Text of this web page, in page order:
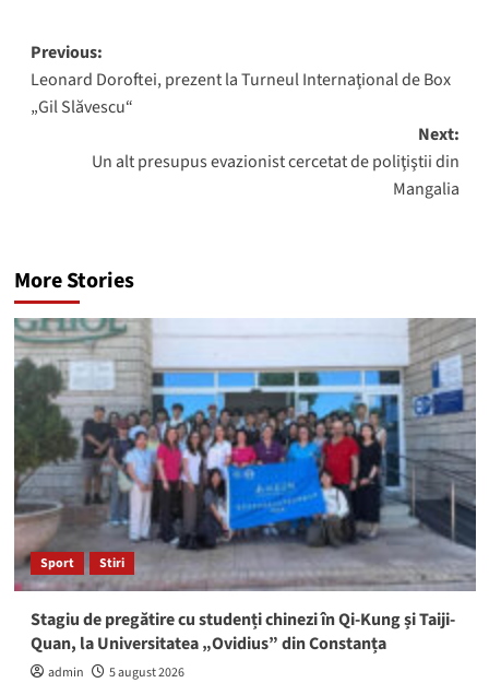
Post
navigation
Previous:
Leonard Doroftei, prezent la Turneul Internaţional de Box
„Gil Slăvescu“
Next:
Un alt presupus evazionist cercetat de poliţiştii din
Mangalia
More Stories
Sport Stiri
Stagiu de pregătire cu studenți chinezi în Qi-Kung și Taiji-
Quan, la Universitatea „Ovidius” din Constanța
admin 5 august 2026